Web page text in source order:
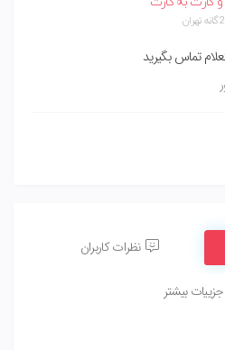
تماس بگیرید
نظرات کاربران
جزییات بیشتر